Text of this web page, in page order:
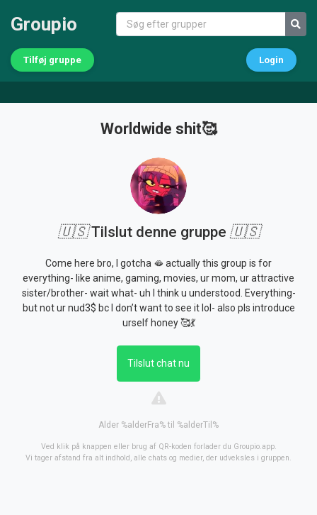
Groupio
Tilføj gruppe Login
Worldwide shit🥰
🇺🇸Tilslut denne gruppe 🇺🇸
Come here bro, I gotcha 🫦 actually this group is for
everything- like anime, gaming, movies, ur mom, ur attractive
sister/brother- wait what- uh I think u understood. Everything-
but not ur nud3$ bc I don’t want to see it lol- also pls introduce
urself honey 🥰💃
Tilslut chat nu
Alder %alderFra% til %alderTil%
Ved klik på knappen eller brug af QR-koden forlader du Groupio.app.
Vi tager afstand fra alt indhold, alle chats og medier, der udveksles i gruppen.